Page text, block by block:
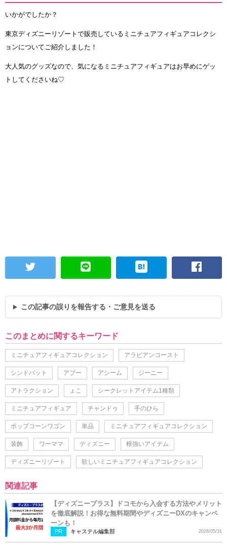
いかがでしたか？
東京ディズニーリゾートで販売しているミニチュアフィギュアコレクシ
ョンについてご紹介しました！
大人気のグッズなので、気になるミニチュアフィギュアはお早めにゲッ
トしてくださいね♡
この記事の誤りを報告する・ご意見を送る
このまとめに関するキーワード
ミニチュアフィギュアコレクション アラビアンコースト
シンドバット アブー アシーム ジーニー
アトラクション ょこ シークレットアイテム1種類
ミニチュアフィギュア チャンドゥ 手のひら
ポップコーンワゴン 単品 ミニチュアフィギュアコレクション
装飾 ワーママ ディズニー 根強いアイテム
ディズニーリゾート 欲しいミニチュアフィギュアコレクション
関連記事
【ディズニープラス】ドコモから入会する方法やメリット
を徹底解説！お得な無料期間やディズニーDXのキャンペ
ーンも！
PR キャステル編集部 2026/05/31